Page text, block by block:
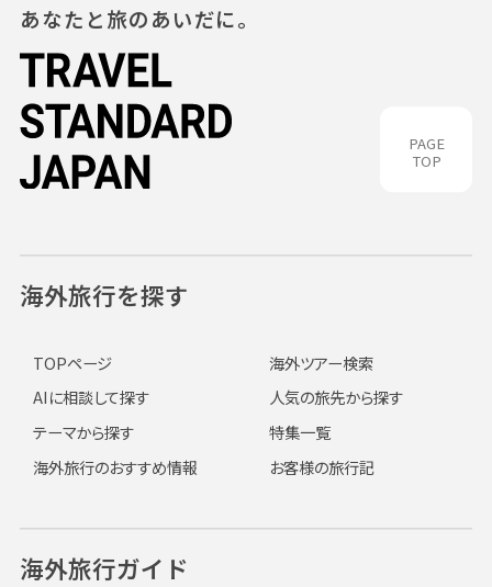
PAGE
TOP
あなたと旅のあいだに。
海外旅行を探す
TOPページ
海外ツアー検索
AIに相談して探す
人気の旅先から探す
テーマから探す
特集一覧
海外旅行のおすすめ情報
お客様の旅行記
海外旅行ガイド